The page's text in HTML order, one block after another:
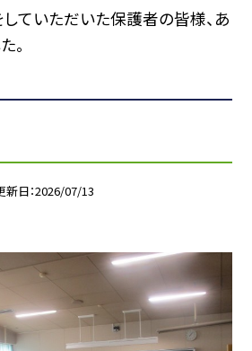
ていただいた保護者の皆様、あ
。
新日 2026/07/13